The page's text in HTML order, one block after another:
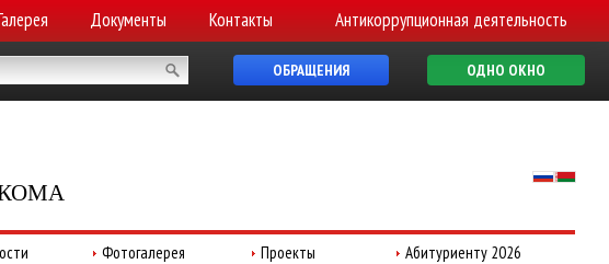
Документы Контакты Антикоррупционная деятельность
ОБРАЩЕНИЯ ОДНО ОКНО
Фотогалерея Проекты Абитуриенту 2026